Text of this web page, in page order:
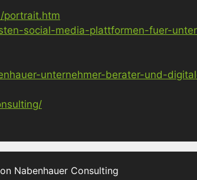
portrait.htm
social-media-plattformen-fuer-
unternehmer-berater-und-
Nabenhauer Consulting